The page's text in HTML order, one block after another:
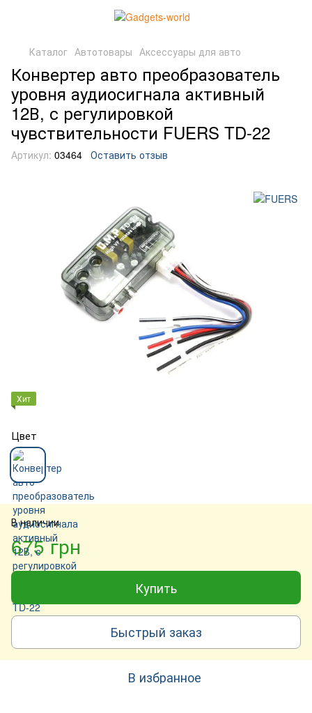
Каталог Автотовары Аксессуары для авто
Конвертер авто преобразователь
уровня аудиосигнала активный
12В, с регулировкой
чувствительности FUERS TD-22
Артикул: 03464 Оставить отзыв
Хит
Цвет
В наличии
675 грн
Купить
Быстрый заказ
В избранное